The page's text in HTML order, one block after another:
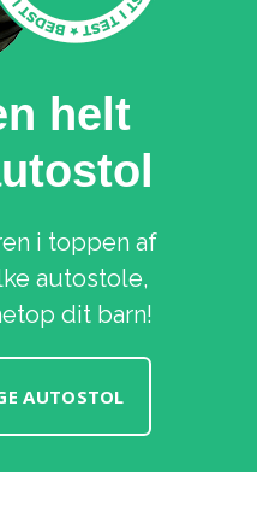
helt
i toppen af
autostole,
dit barn!
AUTOSTOL